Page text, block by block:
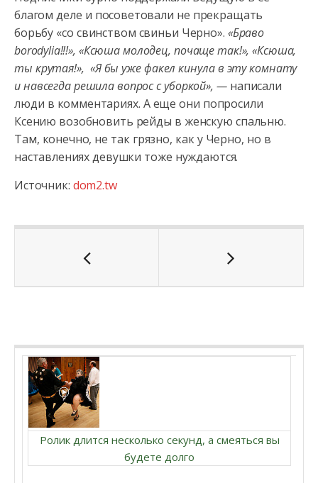
благом деле и посоветовали не прекращать
борьбу «со свинством свиньи Черно». «Браво
borodylia!!!», «Ксюша молодец, почаще так!», «Ксюша,
ты крутая!», «Я бы уже факел кинула в эту комнату
и навсегда решила вопрос с уборкой», — написали
люди в комментариях. А еще они попросили
Ксению возобновить рейды в женскую спальню.
Там, конечно, не так грязно, как у Черно, но в
наставлениях девушки тоже нуждаются.
Источник: dom2.tw
Ролик длится несколько секунд, а смеяться вы
будете долго